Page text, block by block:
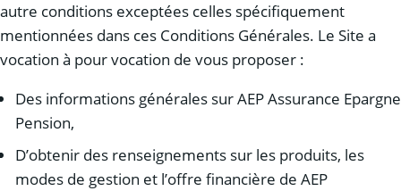
autre conditions exceptées celles spécifiquement
mentionnées dans ces Conditions Générales. Le Site a
vocation à pour vocation de vous proposer :
Des informations générales sur AEP Assurance Epargne
Pension,
D’obtenir des renseignements sur les produits, les
modes de gestion et l’offre financière de AEP